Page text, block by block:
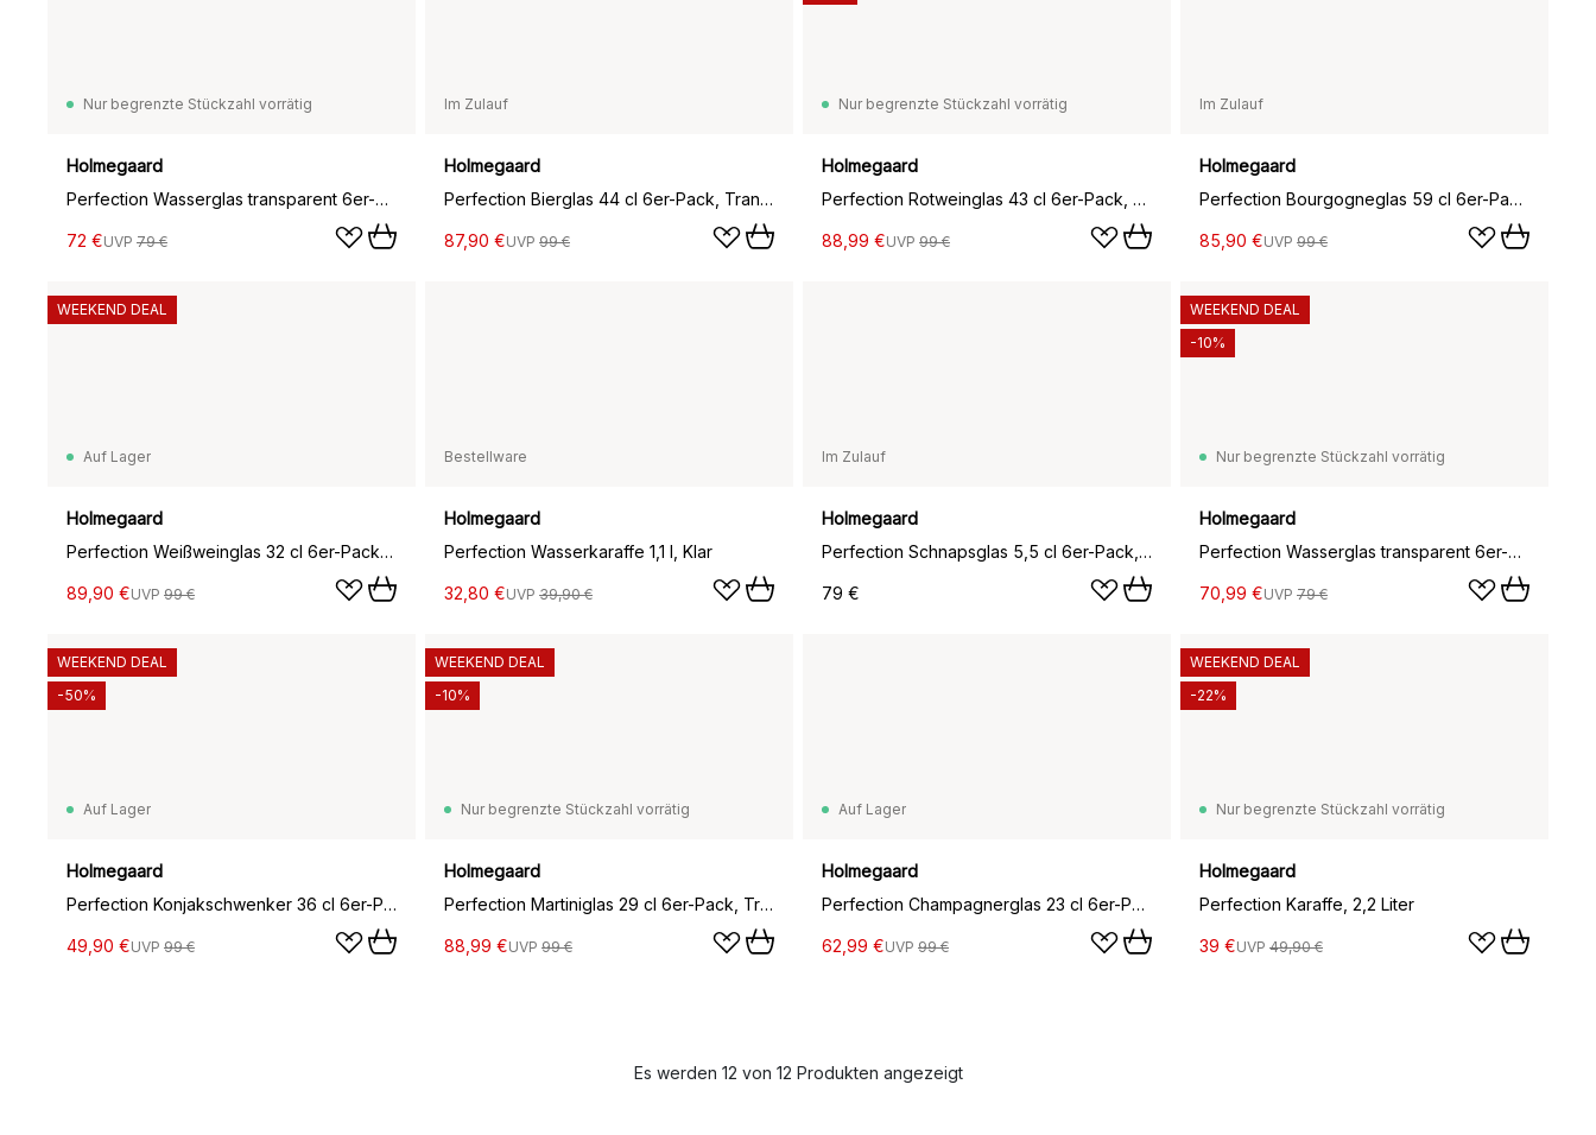
Nur begrenzte Stückzahl vorrätig
Holmegaard
Perfection Wasserglas transparent 6er-Pack, 45 cl
72 €UVP 79 €
Im Zulauf
Holmegaard
Perfection Bierglas 44 cl 6er-Pack, Transparent
87,90 €UVP 99 €
Nur begrenzte Stückzahl vorrätig
Holmegaard
Perfection Rotweinglas 43 cl 6er-Pack, Transparent
88,99 €UVP 99 €
Im Zulauf
Holmegaard
Perfection Bourgogneglas 59 cl 6er-Pack, Transparent
85,90 €UVP 99 €
Auf Lager
Holmegaard
Perfection Weißweinglas 32 cl 6er-Pack, Transparent
89,90 €UVP 99 €
WEEKEND DEAL
Bestellware
Holmegaard
Perfection Wasserkaraffe 1,1 l, Klar
32,80 €UVP 39,90 €
Im Zulauf
Holmegaard
Perfection Schnapsglas 5,5 cl 6er-Pack, Transparent
79 €
Nur begrenzte Stückzahl vorrätig
Holmegaard
Perfection Wasserglas transparent 6er-Pack, 23 cl
70,99 €UVP 79 €
WEEKEND DEAL
-10%
Auf Lager
Holmegaard
Perfection Konjakschwenker 36 cl 6er-Pack, Transparent
49,90 €UVP 99 €
WEEKEND DEAL
-50%
Nur begrenzte Stückzahl vorrätig
Holmegaard
Perfection Martiniglas 29 cl 6er-Pack, Transparent
88,99 €UVP 99 €
WEEKEND DEAL
-10%
Auf Lager
Holmegaard
Perfection Champagnerglas 23 cl 6er-Pack, Transparent
62,99 €UVP 99 €
Nur begrenzte Stückzahl vorrätig
Holmegaard
Perfection Karaffe, 2,2 Liter
39 €UVP 49,90 €
WEEKEND DEAL
-22%
Es werden 12 von 12 Produkten angezeigt